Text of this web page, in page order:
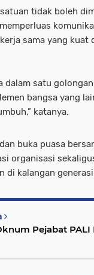
tidak boleh
sama yang kuat
dalam satu
bangsa yang
katanya.
buka puasa
organisasi
di kalangan
Pejabat PALI